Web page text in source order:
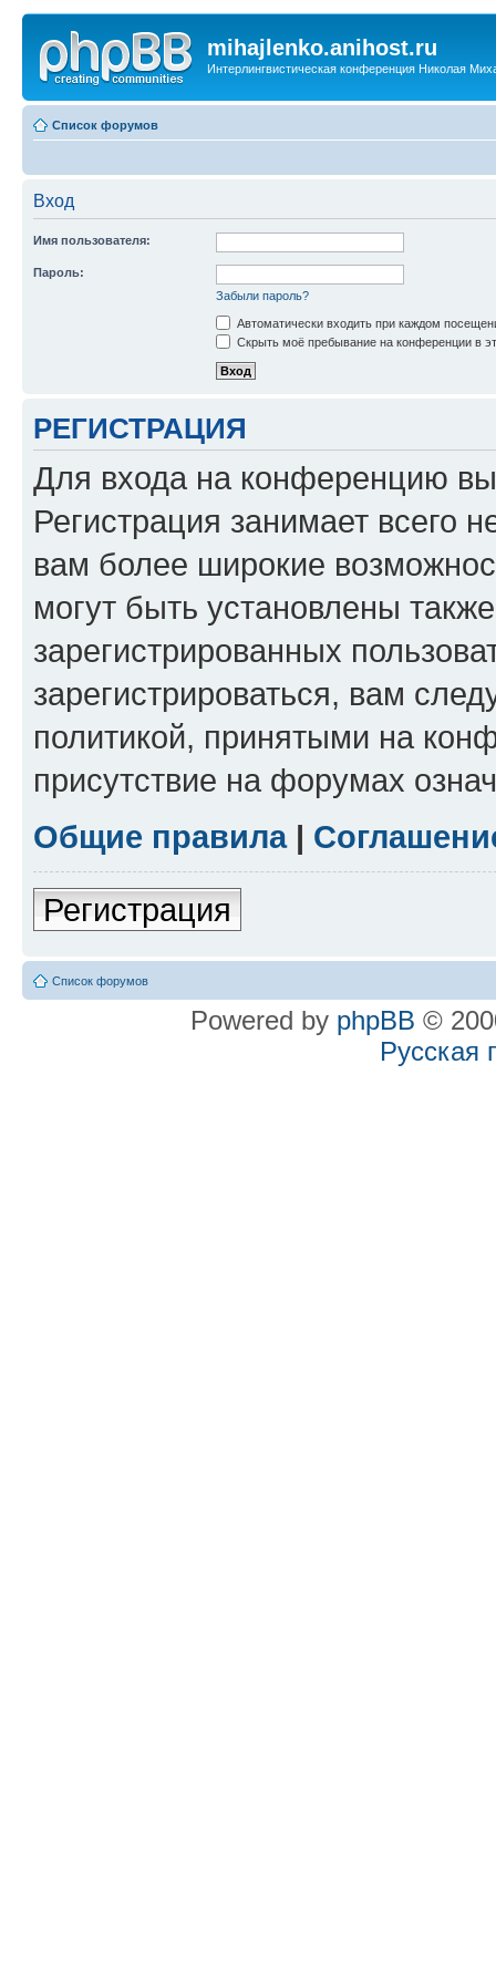
mihajlenko.anihost.ru
Интерлингвистическая конференция Николая
Список форумов
Вход
Имя пользователя:
Пароль:
Забыли пароль?
Автоматически входить при каждом
Скрыть моё пребывание на конференции в
РЕГИСТРАЦИЯ
Для входа на конференцию
Регистрация занимает всего
вам более широкие
могут быть установлены
зарегистрированных
зарегистрироваться, вам
политикой, принятыми на
присутствие на форумах
Общие правила|
Регистрация
Список форумов
Powered by phpBB ©
Русская